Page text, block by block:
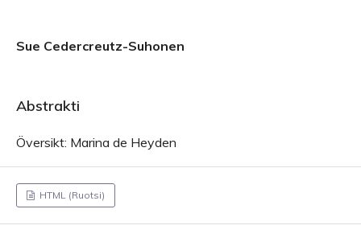
Sue Cedercreutz-Suhonen
Abstrakti
Översikt: Marina de Heyden
HTML (Ruotsi)